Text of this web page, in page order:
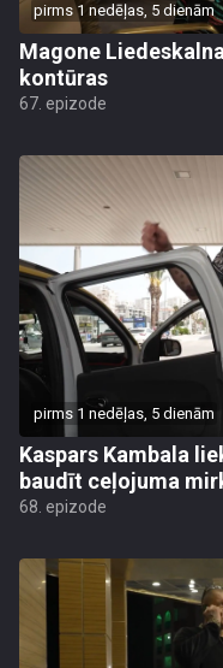
pirms 1 nedēļas, 5 dienām
Magone
kontūras
67. epizode
pirms 1 nedēļas, 5 dienām
Kaspars Kambala
baudīt ceļojuma
68. epizode